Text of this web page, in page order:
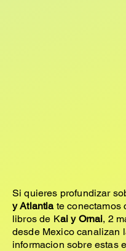
Si quieres profundizar
y Atlantiate conectamos
libros de Kai y Ornai, 2
desde Mexico canalizan
informacion sobre estas